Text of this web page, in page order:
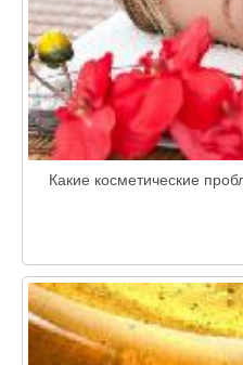
Какие косметические